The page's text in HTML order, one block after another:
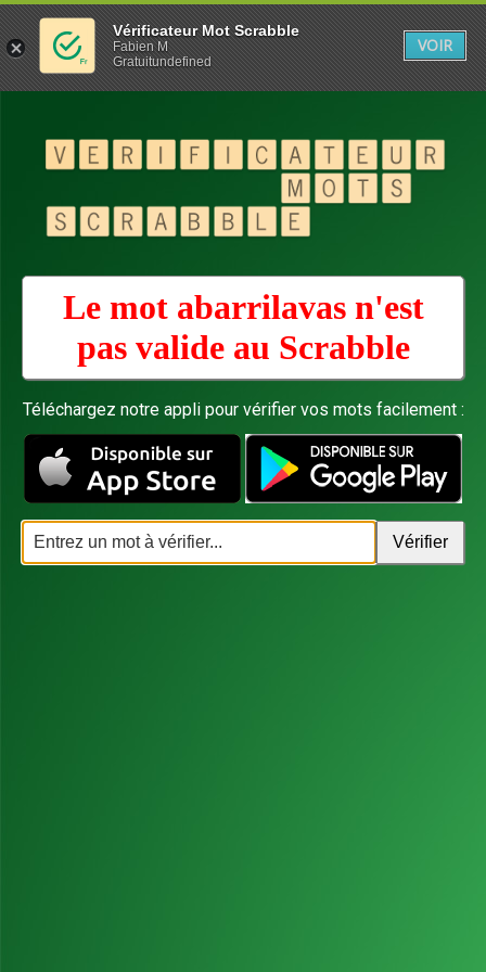
Le mot abarrilavas n'est
pas valide au Scrabble
Téléchargez notre appli pour vérifier vos mots facilement :
Vérificateur Mot Scrabble
Fabien M
Gratuitundefined
VOIR